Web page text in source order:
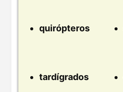
quirópteros
tardígrados